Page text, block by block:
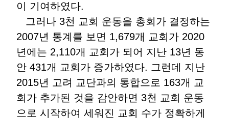
이 기여하였다.
그러나 3천 교회 운동을 총회가 결정하는
2007년 통계를 보면 1,679개 교회가 2020
년에는 2,110개 교회가 되어 지난 13년 동
안 431개 교회가 증가하였다. 그런데 지난
2015년 고려 교단과의 통합으로 163개 교
회가 추가된 것을 감안하면 3천 교회 운동
으로 시작하여 세워진 교회 수가 정확하게